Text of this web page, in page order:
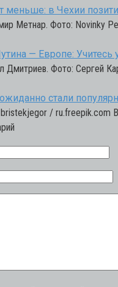
меньше: в Чехии
Метнар. Фото: Novinky
— Европе: Учитесь
Дмитриев. Фото: Сергей
стали
/ ru.freepik.com